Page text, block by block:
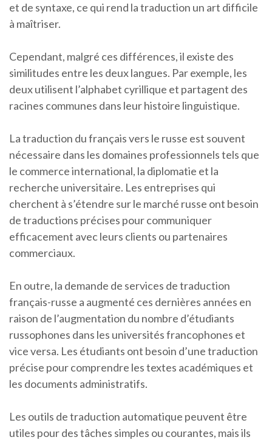
et de syntaxe, ce qui rend la traduction un art difficile
à maîtriser.
Cependant, malgré ces différences, il existe des
similitudes entre les deux langues. Par exemple, les
deux utilisent l’alphabet cyrillique et partagent des
racines communes dans leur histoire linguistique.
La traduction du français vers le russe est souvent
nécessaire dans les domaines professionnels tels que
le commerce international, la diplomatie et la
recherche universitaire. Les entreprises qui
cherchent à s’étendre sur le marché russe ont besoin
de traductions précises pour communiquer
efficacement avec leurs clients ou partenaires
commerciaux.
En outre, la demande de services de traduction
français-russe a augmenté ces dernières années en
raison de l’augmentation du nombre d’étudiants
russophones dans les universités francophones et
vice versa. Les étudiants ont besoin d’une traduction
précise pour comprendre les textes académiques et
les documents administratifs.
Les outils de traduction automatique peuvent être
utiles pour des tâches simples ou courantes, mais ils